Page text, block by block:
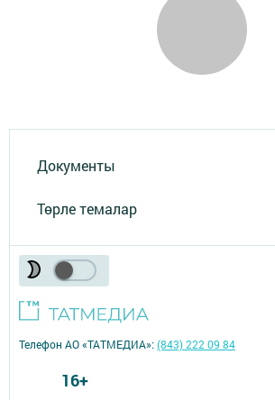
Документы
Төрле темалар
Телефон АО «ТАТМЕДИА»:(843) 222 09 84
16+